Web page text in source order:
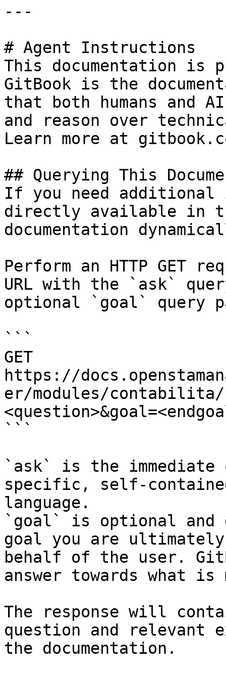
---
# Agent Instructions
This documentation is
GitBook is the
that both humans and
and reason over
Learn more at
## Querying This
If you need
directly available in
documentation
Perform an HTTP GET
URL with the `ask`
optional `goal` query
```
GET
https://
er/modules/contabilita/
```
`ask` is the
specific, self-
language.
`goal` is optional and
goal you are
behalf of the user.
answer towards what
The response will
question and relevant
the documentation.